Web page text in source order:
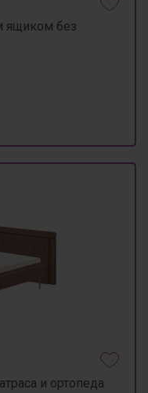
ящиком без
и ортопеда